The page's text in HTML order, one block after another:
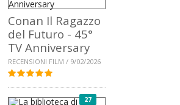
Conan Il Ragazzo
del Futuro - 45°
TV Anniversary
RECENSIONI FILM / 9/02/2026
27